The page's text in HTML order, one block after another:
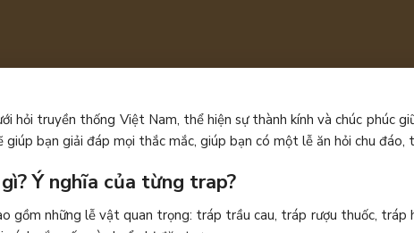
hỏi truyền thống Việt Nam, thể hiện sự thành kính và chúc phúc
giúp bạn giải đáp mọi thắc mắc, giúp bạn có một lễ ăn hỏi chu đáo,
Ý nghĩa của từng trap?
gồm những lễ vật quan trọng: tráp trầu cau, tráp rượu thuốc,